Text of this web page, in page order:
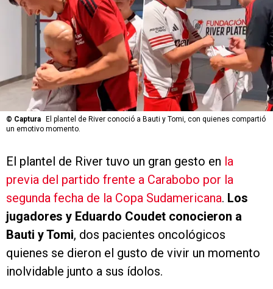
© Captura El plantel de River conoció a Bauti y Tomi, con quienes compartió
un emotivo momento.
El plantel de River tuvo un gran gesto en la
previa del partido frente a Carabobo por la
segunda fecha de la Copa Sudamericana. Los
jugadores y Eduardo Coudet conocieron a
Bauti y Tomi, dos pacientes oncológicos
quienes se dieron el gusto de vivir un momento
inolvidable junto a sus ídolos.